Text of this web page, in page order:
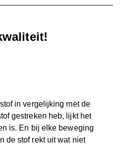
in vergelijking met de
gestreken heb, lijkt het
is. En bij elke beweging
de stof rekt uit wat niet